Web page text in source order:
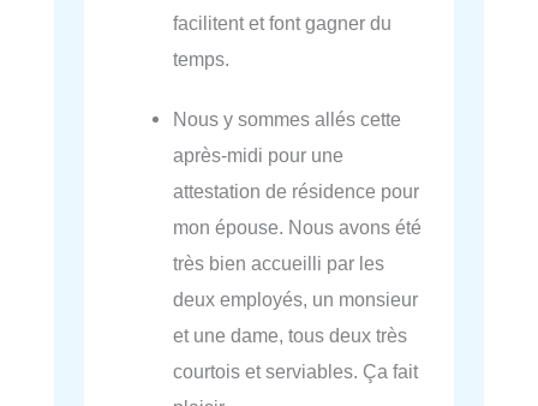
facilitent et font gagner du
temps.
Nous y sommes allés cette
après-midi pour une
attestation de résidence pour
mon épouse. Nous avons été
très bien accueilli par les
deux employés, un monsieur
et une dame, tous deux très
courtois et serviables. Ça fait